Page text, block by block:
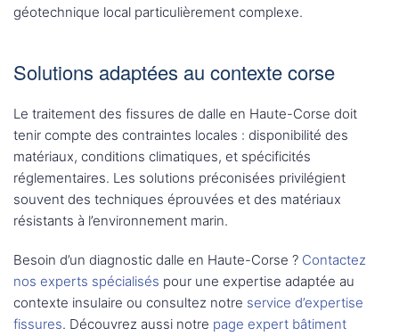
géotechnique local particulièrement complexe.
Solutions adaptées au contexte corse
Le traitement des fissures de dalle en Haute-Corse doit
tenir compte des contraintes locales : disponibilité des
matériaux, conditions climatiques, et spécificités
réglementaires. Les solutions préconisées privilégient
souvent des techniques éprouvées et des matériaux
résistants à l’environnement marin.
Besoin d’un diagnostic dalle en Haute-Corse ? Contactez
nos experts spécialisés pour une expertise adaptée au
contexte insulaire ou consultez notre service d’expertise
fissures. Découvrez aussi notre page expert bâtiment